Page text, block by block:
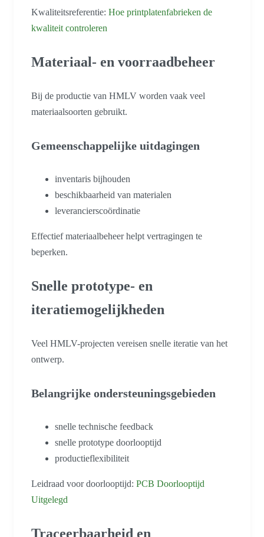
Kwaliteitsreferentie: Hoe printplatenfabrieken de
kwaliteit controleren
Materiaal- en voorraadbeheer
Bij de productie van HMLV worden vaak veel
materiaalsoorten gebruikt.
Gemeenschappelijke uitdagingen
inventaris bijhouden
beschikbaarheid van materialen
leverancierscoördinatie
Effectief materiaalbeheer helpt vertragingen te
beperken.
Snelle prototype- en
iteratiemogelijkheden
Veel HMLV-projecten vereisen snelle iteratie van het
ontwerp.
Belangrijke ondersteuningsgebieden
snelle technische feedback
snelle prototype doorlooptijd
productieflexibiliteit
Leidraad voor doorlooptijd: PCB Doorlooptijd
Uitgelegd
Traceerbaarheid en